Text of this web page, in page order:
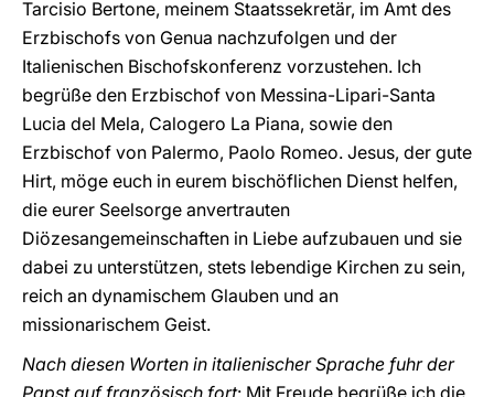
Tarcisio Bertone, meinem Staatssekretär, im Amt des
Erzbischofs von Genua nachzufolgen und der
Italienischen Bischofskonferenz vorzustehen. Ich
begrüße den Erzbischof von Messina-Lipari-Santa
Lucia del Mela, Calogero La Piana, sowie den
Erzbischof von Palermo, Paolo Romeo. Jesus, der gute
Hirt, möge euch in eurem bischöflichen Dienst helfen,
die eurer Seelsorge anvertrauten
Diözesangemeinschaften in Liebe aufzubauen und sie
dabei zu unterstützen, stets lebendige Kirchen zu sein,
reich an dynamischem Glauben und an
missionarischem Geist.
Nach diesen Worten in italienischer Sprache fuhr der
Papst auf französisch fort: Mit Freude begrüße ich die